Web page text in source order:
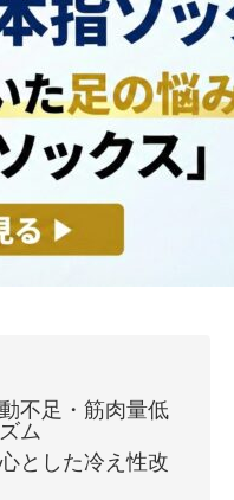
不足・筋肉量低
ム
とした冷え性改